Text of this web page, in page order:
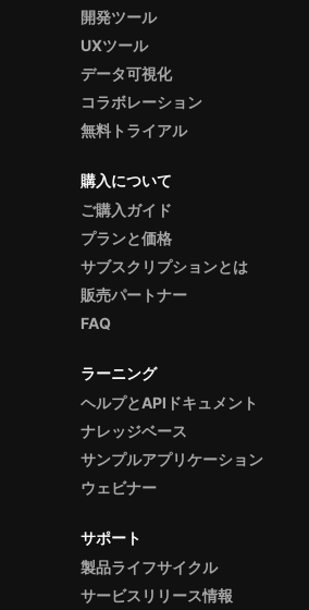
開発ツール
UXツール
データ可視化
コラボレーション
無料トライアル
購入について
ご購入ガイド
プランと価格
サブスクリプションとは
販売パートナー
FAQ
ラーニング
ヘルプとAPIドキュメント
ナレッジベース
サンプルアプリケーション
ウェビナー
サポート
製品ライフサイクル
サービスリリース情報